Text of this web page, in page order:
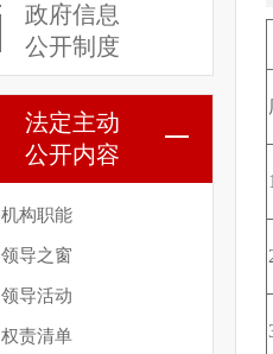
政府信息
公开制度
法定主动
公开内容
机构职能
领导之窗
领导活动
权责清单